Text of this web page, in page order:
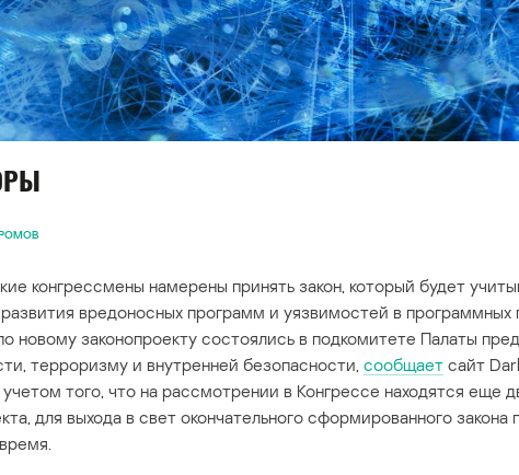
конгрессмены намерены принять закон, который будет
вредоносных программ и уязвимостей в программных
новому законопроекту состоялись в подкомитете Палаты
терроризму и внутренней безопасности, сообщает сайт
того, что на рассмотрении в Конгрессе находятся еще
для выхода в свет окончательного сформированного